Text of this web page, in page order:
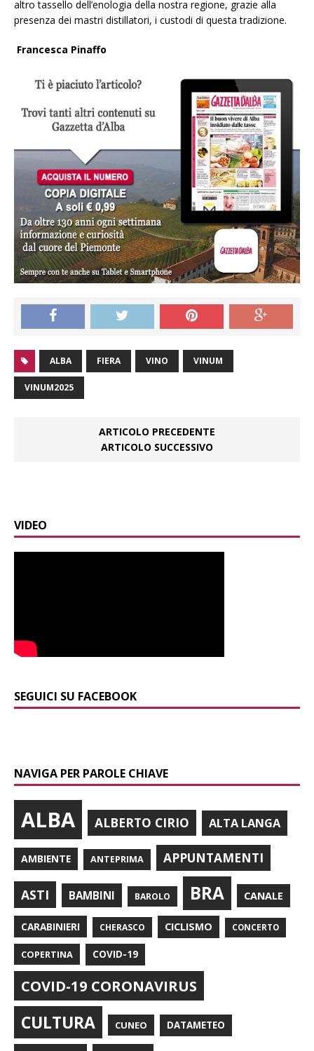
altro tassello dell’enologia della nostra regione, grazie alla
presenza dei mastri distillatori, i custodi di questa tradizione.
Francesca Pinaffo
ALBA FIERA VINO VINUM
VINUM2025
ARTICOLO PRECEDENTE
ARTICOLO SUCCESSIVO
VIDEO
SEGUICI SU FACEBOOK
NAVIGA PER PAROLE CHIAVE
ALBA ALBERTO CIRIO ALTA LANGA
AMBIENTE ANTEPRIMA APPUNTAMENTI
ASTI BAMBINI BAROLO BRA CANALE
CARABINIERI CHERASCO CICLISMO CONCERTO
COPERTINA COVID-19
COVID-19 CORONAVIRUS
CULTURA CUNEO DATAMETEO